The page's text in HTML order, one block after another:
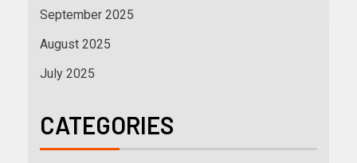
September 2025
August 2025
July 2025
CATEGORIES